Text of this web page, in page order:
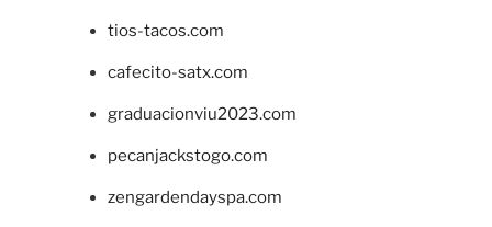
tios-tacos.com
cafecito-satx.com
graduacionviu2023.com
pecanjackstogo.com
zengardendayspa.com